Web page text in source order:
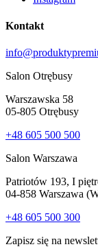
Kontakt
Salon Otrębusy
Warszawska 58
05-805 Otrębusy
+48 605 500 500
Salon Warszawa
Patriotów 193, I
04-858 Warszawa
+48 605 500 300
Zapisz się na